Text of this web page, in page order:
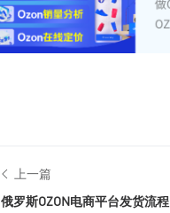
上一篇
俄罗斯OZON电商平台发货流程